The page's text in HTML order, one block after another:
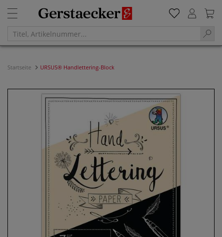
Startseite URSUS® Handlettering-Block